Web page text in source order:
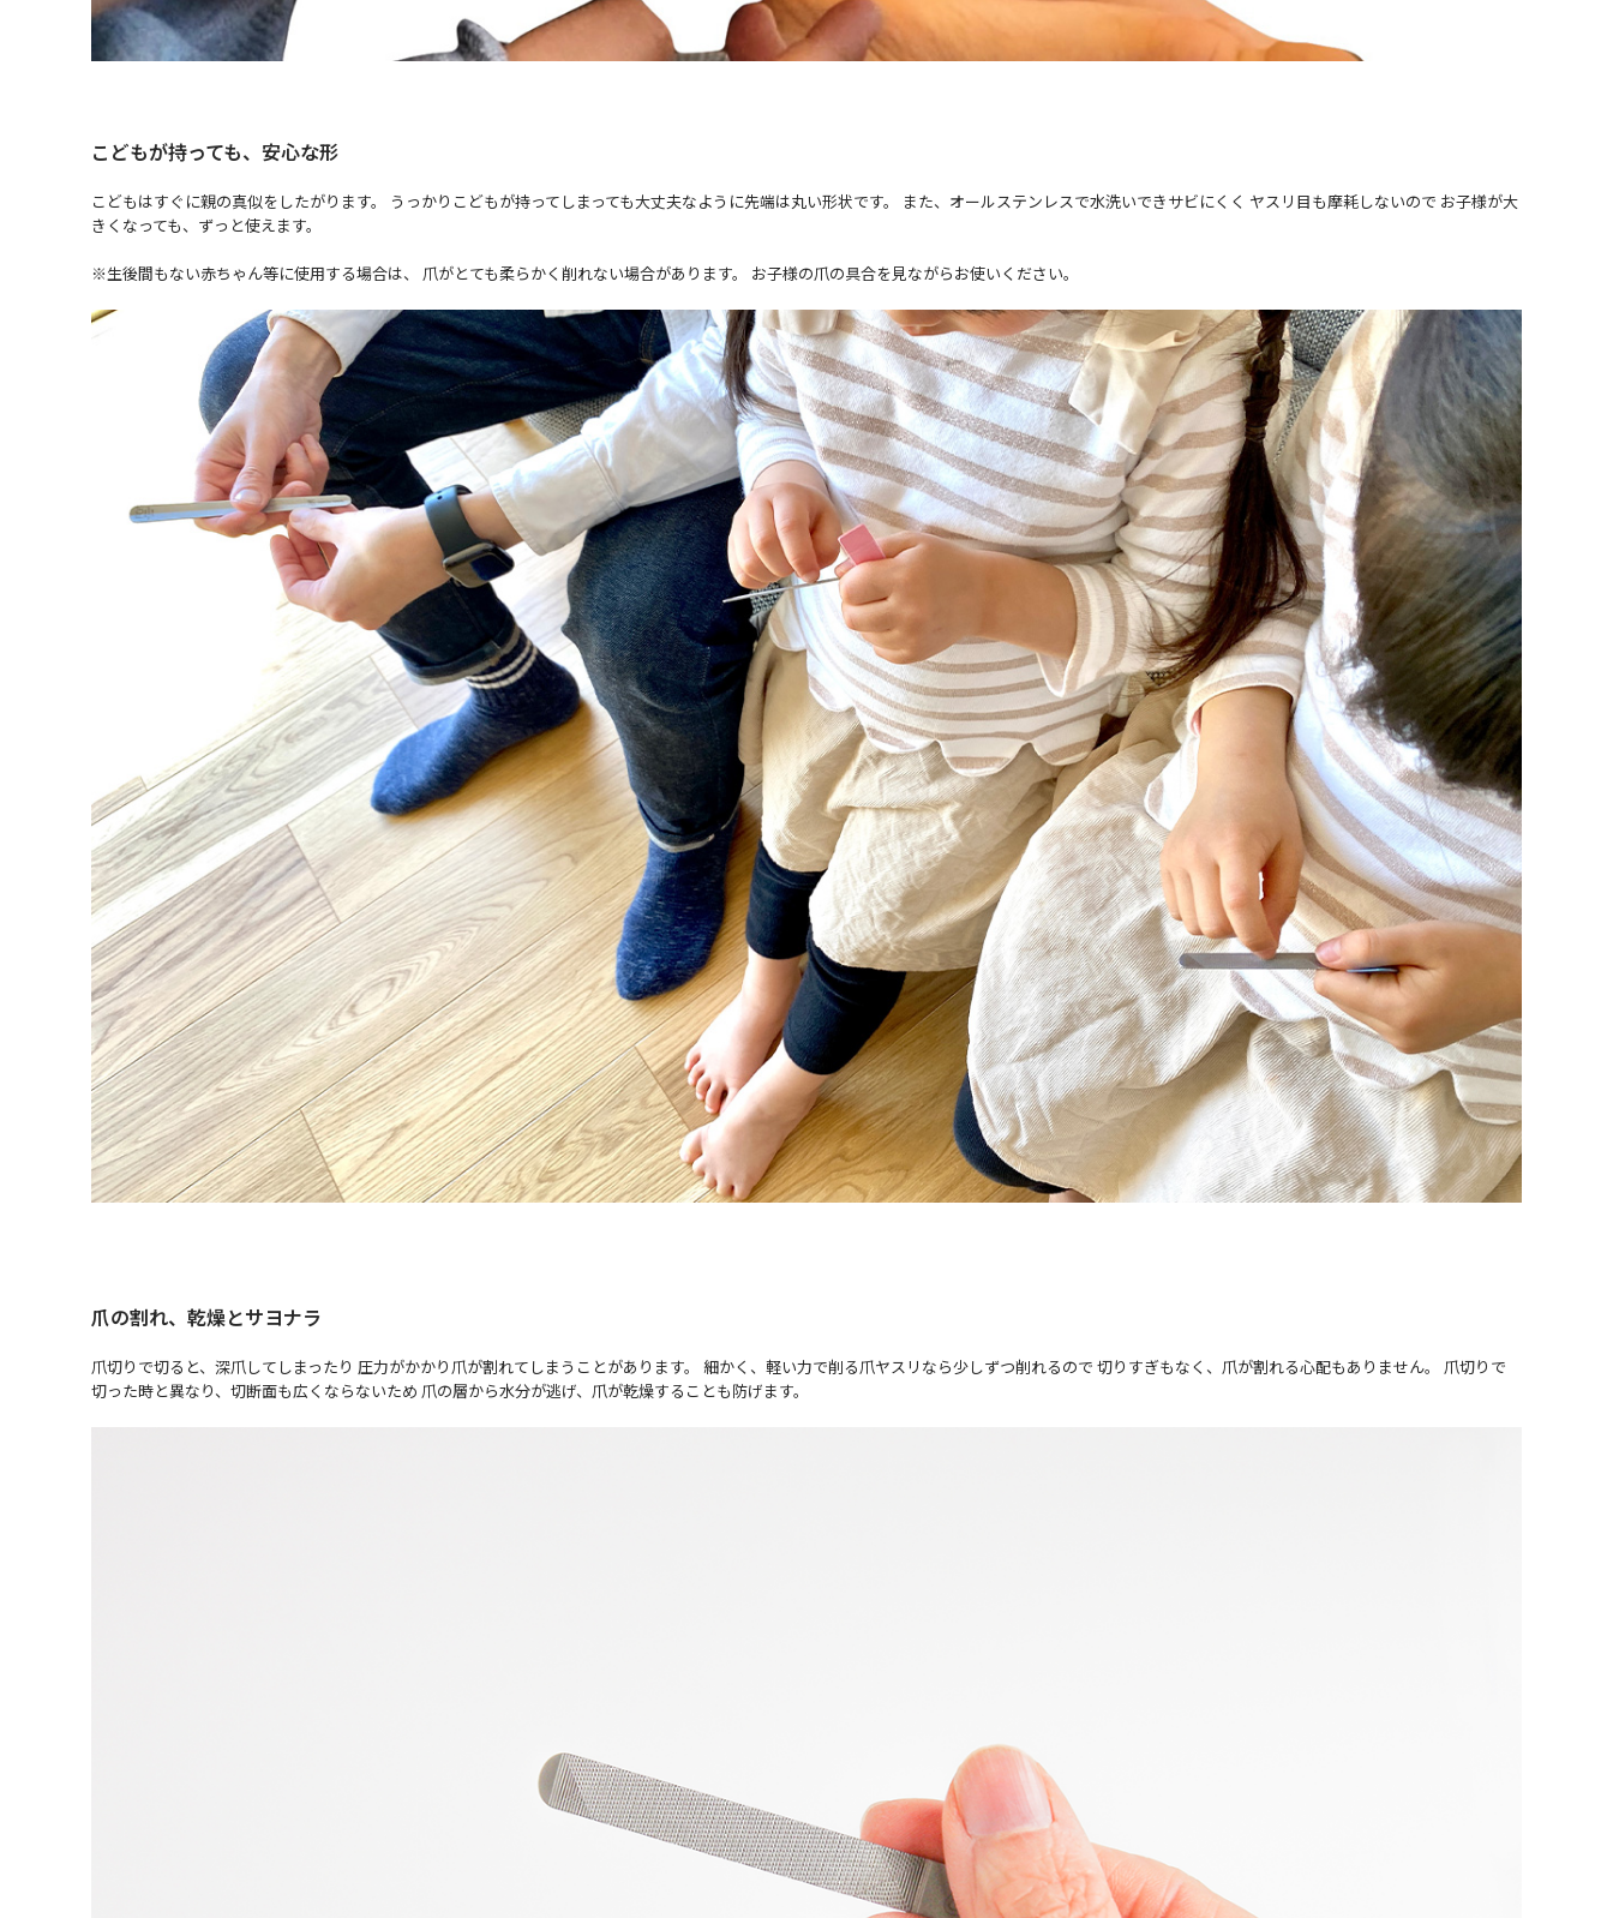
こどもが持っても、安心な形
こどもはすぐに親の真似をしたがります。 うっかりこどもが持ってしまっても大丈夫なように先端は丸い形状です。 また、オールステンレスで水洗いできサビにくく ヤスリ目も摩耗しないので お子様が大
きくなっても、ずっと使えます。
※生後間もない赤ちゃん等に使用する場合は、 爪がとても柔らかく削れない場合があります。 お子様の爪の具合を見ながらお使いください。
爪の割れ、乾燥とサヨナラ
爪切りで切ると、深爪してしまったり 圧力がかかり爪が割れてしまうことがあります。 細かく、軽い力で削る爪ヤスリなら少しずつ削れるので 切りすぎもなく、爪が割れる心配もありません。 爪切りで
切った時と異なり、切断面も広くならないため 爪の層から水分が逃げ、爪が乾燥することも防げます。